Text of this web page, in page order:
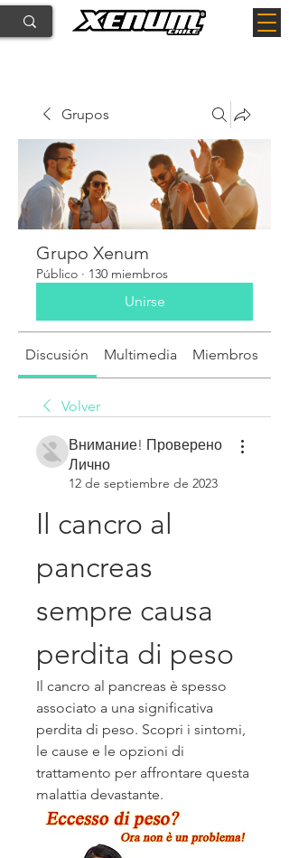
Grupos
Grupo Xenum
Público · 130 miembros
Unirse
Discusión Multimedia Miembros
Volver
Внимание! Проверено
Лично
12 de septiembre de 2023
Il cancro al
pancreas
sempre causa
perdita di peso
Il cancro al pancreas è spesso
associato a una significativa
perdita di peso. Scopri i sintomi,
le cause e le opzioni di
trattamento per affrontare questa
malattia devastante.